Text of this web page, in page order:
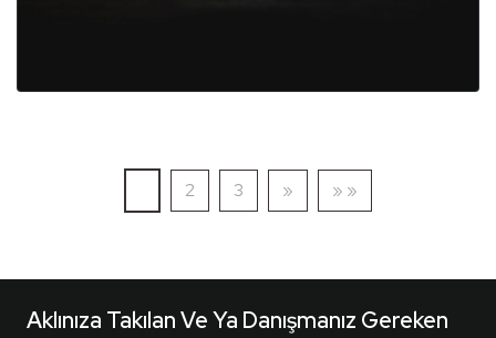
(current)
2 3 » Sonraki
» »
Aklınıza Takılan Ve Ya Danışmanız Gereken